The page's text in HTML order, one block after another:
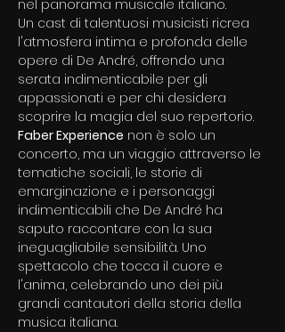
nel panorama musicale italiano.
Un cast di talentuosi musicisti ricrea
l'atmosfera intima e profonda delle
opere di De André, offrendo una
serata indimenticabile per gli
appassionati e per chi desidera
scoprire la magia del suo repertorio.
Faber Experience non è solo un
concerto, ma un viaggio attraverso le
tematiche sociali, le storie di
emarginazione e i personaggi
indimenticabili che De André ha
saputo raccontare con la sua
ineguagliabile sensibilità. Uno
spettacolo che tocca il cuore e
l'anima, celebrando uno dei più
grandi cantautori della storia della
musica italiana.